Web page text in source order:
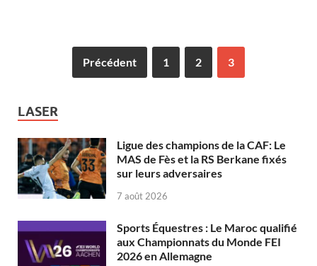
Précédent 1 2 3
LASER
Ligue des champions de la CAF: Le
MAS de Fès et la RS Berkane fixés
sur leurs adversaires
7 août 2026
Sports Équestres : Le Maroc qualifié
aux Championnats du Monde FEI
2026 en Allemagne